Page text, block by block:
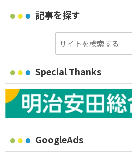
記事を探す
Special Thanks
GoogleAds